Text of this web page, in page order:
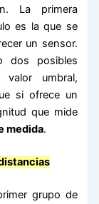
La primera
es la que se
un sensor.
dos posibles
umbral,
si ofrece un
que mide
medida.
grupo de